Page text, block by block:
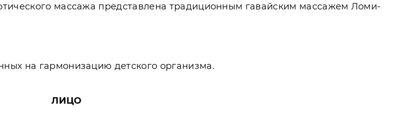
массажа представлена традиционным гавайским массажем Ломи-
на гармонизацию детского организма.
ЛИЦО